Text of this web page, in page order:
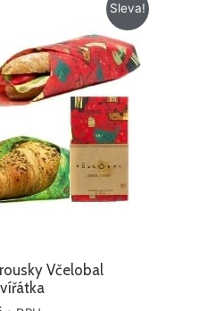
Sleva!
Včelobal
282 Kč.